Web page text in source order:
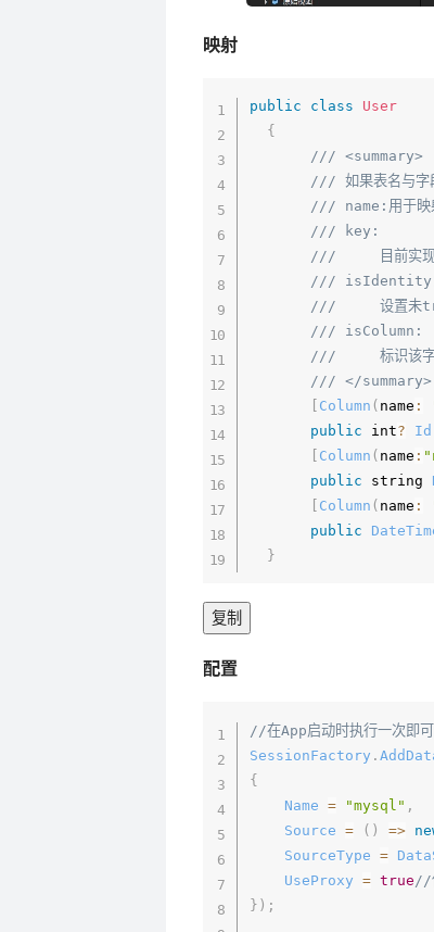
映射
public class
User
{
/// <summary>
/// 如果表名与字段
/// name:用于映射
/// key:
///     目前实现了
/// isIdentity
///     设置未true
/// isColumn:
///     标识该字段
/// </summary>
Column ( name :
public int? Id
Column ( name :
public string
Column ( name :
public
}
复制
配置
//在App启动时执行一次即可
SessionFactory .
{
Name = "mysql" ,
Source = ( ) =>
SourceType =
UseProxy = true //
} ) ;